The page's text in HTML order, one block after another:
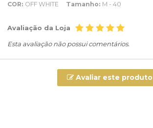
COR: OFF WHITE Tamanho: M - 40
Avaliação da Loja
Esta avaliação não possui comentários.
Avaliar este produto